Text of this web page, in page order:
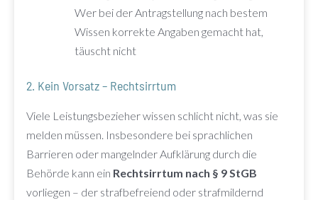
Wer bei der Antragstellung nach bestem
Wissen korrekte Angaben gemacht hat,
täuscht nicht
2. Kein Vorsatz – Rechtsirrtum
Viele Leistungsbezieher wissen schlicht nicht, was sie
melden müssen. Insbesondere bei sprachlichen
Barrieren oder mangelnder Aufklärung durch die
Behörde kann ein Rechtsirrtum nach § 9 StGB
vorliegen – der strafbefreiend oder strafmildernd